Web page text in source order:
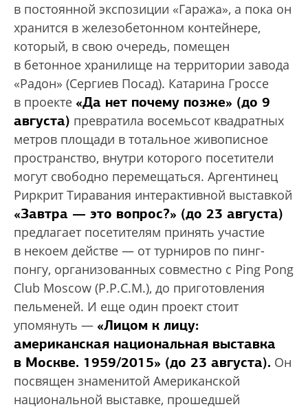
в постоянной экспозиции «Гаража», а пока он
хранится в железобетонном контейнере,
который, в свою очередь, помещен
в бетонное хранилище на территории завода
«Радон» (Сергиев Посад). Катарина Гроссе
в проекте «Да нет почему позже» (до 9
августа) превратила восемьсот квадратных
метров площади в тотальное живописное
пространство, внутри которого посетители
могут свободно перемещаться. Аргентинец
Риркрит Тиравания интерактивной выставкой
«Завтра — это вопрос?» (до 23 августа)
предлагает посетителям принять участие
в некоем действе — от турниров по пинг-
понгу, организованных совместно с Ping Pong
Club Moscow (P.P.C.M.), до приготовления
пельменей. И еще один проект стоит
упомянуть — «Лицом к лицу:
американская национальная выставка
в Москве. 1959/2015» (до 23 августа). Он
посвящен знаменитой Американской
национальной выставке, прошедшей